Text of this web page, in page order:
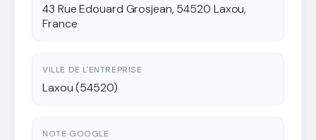
43 Rue Edouard Grosjean, 54520 Laxou,
France
VILLE DE L'ENTREPRISE
Laxou (54520)
NOTE GOOGLE